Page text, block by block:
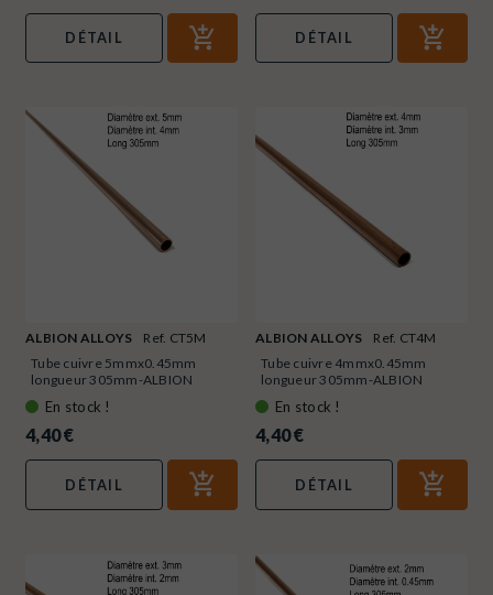
DÉTAIL DÉTAIL
ALBION ALLOYS
Ref. CT5M
Tube cuivre 5mmx0.45mm
longueur 305mm-ALBION
ALLOYS...
En stock !
4,40 €
DÉTAIL
ALBION ALLOYS
Ref. CT4M
Tube cuivre 4mmx0.45mm
longueur 305mm-ALBION
ALLOYS...
En stock !
4,40 €
DÉTAIL